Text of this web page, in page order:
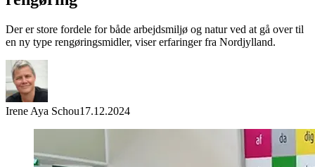
Der er store fordele for både arbejdsmiljø og natur ved at gå over til
en ny type rengøringsmidler, viser erfaringer fra Nordjylland.
Irene Aya Schou17.12.2024